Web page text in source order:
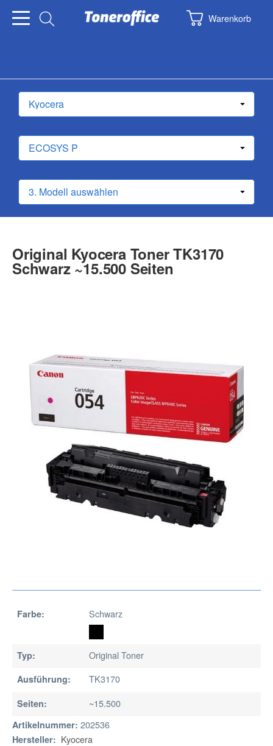
Warenkorb
Original Kyocera Toner TK3170
Schwarz ~15.500 Seiten
Farbe: Schwarz
Typ: Original Toner
Ausführung: TK3170
Seiten: ~15.500
Artikelnummer: 202536
Hersteller: Kyocera